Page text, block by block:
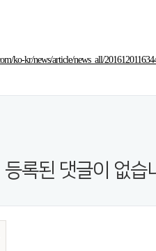
ko-kr/news/article/news_all/
등록된 댓글이 없습